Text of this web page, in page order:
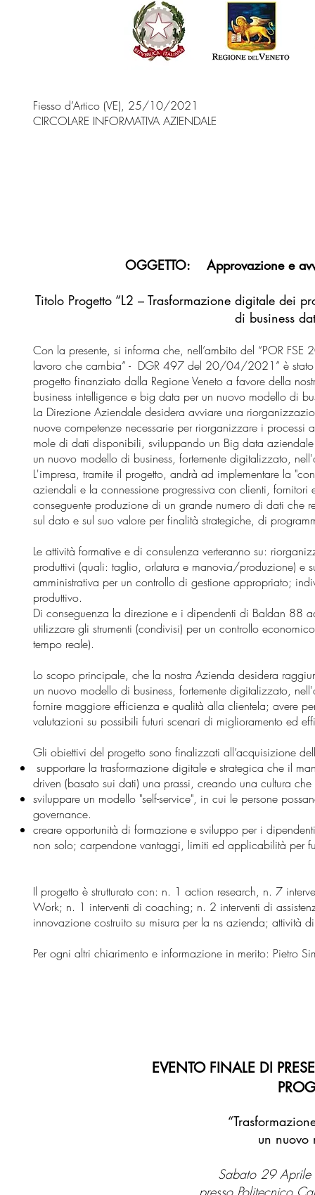
Fiesso d’Artico (VE), 25/10/2021
CIRCOLARE INFORMATIVA AZIENDALE
OGGETTO: Approvazione e
Titolo Progetto “L2 – Trasformazione digitale dei
di business
Con la presente, si informa che, nell’ambito del “POR
lavoro che cambia” - DGR 497 del 20/04/2021” è
progetto finanziato dalla Regione Veneto a favore della
business intelligence e big data per un nuovo modello di
La Direzione Aziendale desidera avviare una
nuove competenze necessarie per riorganizzare i
mole di dati disponibili, sviluppando un Big data
un nuovo modello di business, fortemente digitalizzato,
L'impresa, tramite il progetto, andrà ad implementare la
aziendali e la connessione progressiva con clienti,
conseguente produzione di un grande numero di dati che
sul dato e sul suo valore per finalità strategiche, di
Le attività formative e di consulenza verteranno su:
produttivi (quali: taglio, orlatura e manovia/produzione) e
amministrativa per un controllo di gestione appropriato;
produttivo.
Di conseguenza la direzione e i dipendenti di Baldan 88
utilizzare gli strumenti (condivisi) per un controllo
tempo reale).
Lo scopo principale, che la nostra Azienda desidera
un nuovo modello di business, fortemente digitalizzato,
fornire maggiore efficienza e qualità alla clientela; avere
valutazioni su possibili futuri scenari di miglioramento ed
Gli obiettivi del progetto sono finalizzati all’acquisizione
supportare la trasformazione digitale e strategica che il
driven (basato sui dati) una prassi, creando una cultura
sviluppare un modello "self-service", in cui le persone
governance.
creare opportunità di formazione e sviluppo per i
non solo; carpendone vantaggi, limiti ed applicabilità per
Il progetto è strutturato con: n. 1 action research, n. 7
Work; n. 1 interventi di coaching; n. 2 interventi di
innovazione costruito su misura per la ns azienda; attività
Per ogni altri chiarimento e informazione in merito: Pietro
EVENTO FINALE DI
un nuovo
Sabato 29
presso Politecnico